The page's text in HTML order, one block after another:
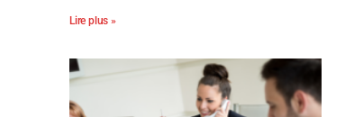
Lire plus »